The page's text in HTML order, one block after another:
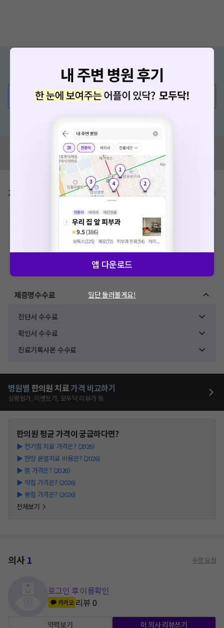
증상/치료, 궁금한 점이 있나요?
의사가 직접 답해드려요!
💬 무엇이든 물어보세요
혹시 잘못된 병원정보가 있나요?
모두닥 팀에 알려주세요!
가격표 비급여/급여 진료란?
비급여 항목의 경우,추가비용 등으로 실제 가격과 상이할 수 있으니, 정확
한 가격은 해당 의료기관에 직접 문의해주세요.
건강보험심사평가원
에 고지되어 있는 급여 진료 기준 가
격입니다. (진료와 연관된 복합적인 비용이 추가되어, 병원마다 금액이 다르게
산정될 수 있는 점 참고 바랍니다.)
VAT 포함
제증명수수료
진단서 수수료
확인서 수수료
진료기록사본 수수료
병원별 한의원 치료가격 비교하기
심평원가, 이벤트가, 모두닥 리뷰가 등
한의원평균 가격이 궁금하다면?
▶ 전기침 치료 가격은? (2026)
▶ 한방 온열치료 비용은? (2026)
▶ 뜸 가격은? (2026)
▶ 약침 가격은? (2026)
▶ 봉침 가격은? (2026)
전체보기
의사1 수정 요청
로그인 후 이름확인
카카오 리뷰0
약력보기 이 의사 리뷰쓰기
앱 다운로드
일단 둘러볼게요!